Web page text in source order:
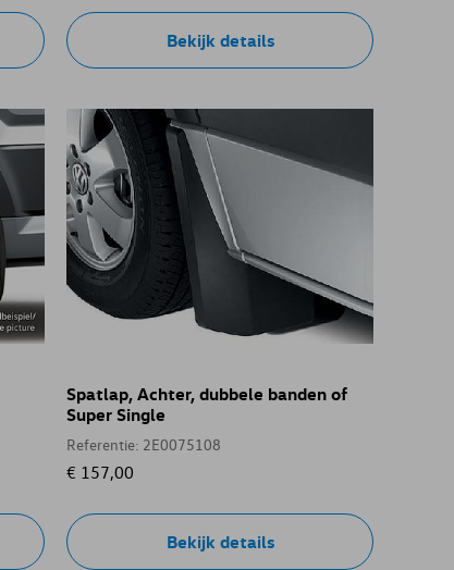
Bekijk details
Spatlap, Achter, dubbele banden of
Super Single
Referentie: 2E0075108
€ 157,00
Bekijk details